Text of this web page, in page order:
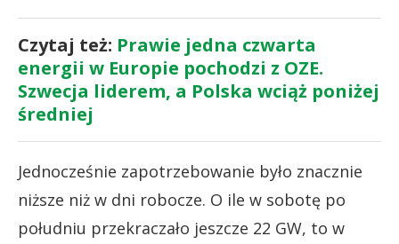
Czytaj też: Prawie jedna czwarta
energii w Europie pochodzi z OZE.
Szwecja liderem, a Polska wciąż poniżej
średniej
Jednocześnie zapotrzebowanie było znacznie
niższe niż w dni robocze. O ile w sobotę po
południu przekraczało jeszcze 22 GW, to w